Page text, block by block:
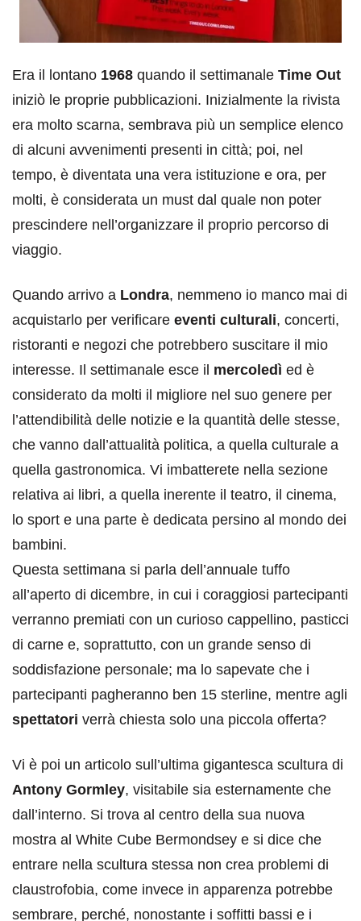
Era il lontano 1968 quando il settimanale Time Out
iniziò le proprie pubblicazioni. Inizialmente la rivista
era molto scarna, sembrava più un semplice elenco
di alcuni avvenimenti presenti in città; poi, nel
tempo, è diventata una vera istituzione e ora, per
molti, è considerata un must dal quale non poter
prescindere nell’organizzare il proprio percorso di
viaggio.
Quando arrivo a Londra, nemmeno io manco mai di
acquistarlo per verificare eventi culturali, concerti,
ristoranti e negozi che potrebbero suscitare il mio
interesse. Il settimanale esce il mercoledì ed è
considerato da molti il migliore nel suo genere per
l’attendibilità delle notizie e la quantità delle stesse,
che vanno dall’attualità politica, a quella culturale a
quella gastronomica. Vi imbatterete nella sezione
relativa ai libri, a quella inerente il teatro, il cinema,
lo sport e una parte è dedicata persino al mondo dei
bambini.
Questa settimana si parla dell’annuale tuffo
all’aperto di dicembre, in cui i coraggiosi partecipanti
verranno premiati con un curioso cappellino, pasticci
di carne e, soprattutto, con un grande senso di
soddisfazione personale; ma lo sapevate che i
partecipanti pagheranno ben 15 sterline, mentre agli
spettatori verrà chiesta solo una piccola offerta?
Vi è poi un articolo sull’ultima gigantesca scultura di
Antony Gormley, visitabile sia esternamente che
dall’interno. Si trova al centro della sua nuova
mostra al White Cube Bermondsey e si dice che
entrare nella scultura stessa non crea problemi di
claustrofobia, come invece in apparenza potrebbe
sembrare, perché, nonostante i soffitti bassi e i